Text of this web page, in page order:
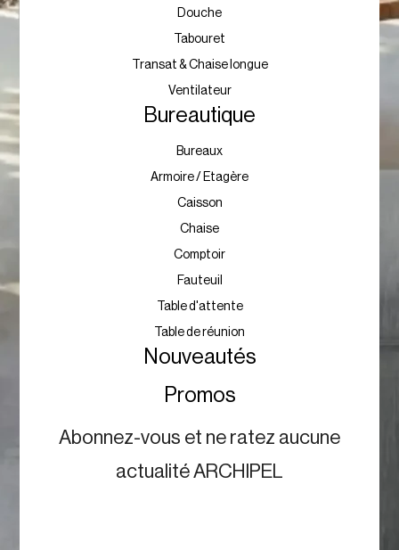
Douche
Tabouret
Transat & Chaise longue
Ventilateur
Bureautique
Bureaux
Armoire / Etagère
Caisson
Chaise
Comptoir
Fauteuil
Table d'attente
Table de réunion
Nouveautés
Promos
Abonnez-vous et ne ratez aucune
actualité ARCHIPEL